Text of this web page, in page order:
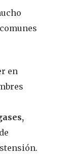
en